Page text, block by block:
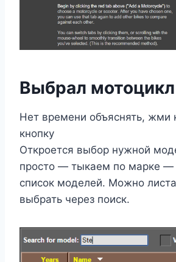
Выбрал мотоцикл
Нет времени объяснять, жми
кнопку
Откроется выбор нужной
просто — тыкаем по марке —
список моделей. Можно
выбрать через поиск.